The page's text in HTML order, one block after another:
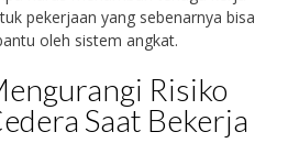
pekerjaan yang sebenarnya bisa
oleh sistem angkat.
Risiko
Saat Bekerja